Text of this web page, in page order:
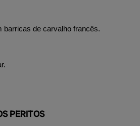
barricas de carvalho francês.
PERITOS